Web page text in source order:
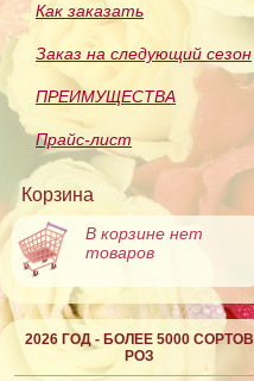
Как заказать
Заказ на следующий сезон
ПРЕИМУЩЕСТВА
Прайс-лист
Корзина
В корзине нет
товаров
2026 ГОД - БОЛЕЕ 5000 СОРТОВ
РОЗ